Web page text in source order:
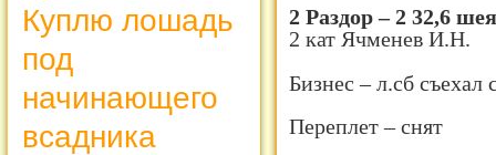
Куплю лошадь
под
начинающего
всадника
2 Раздор – 2 32,6
2 кат Ячменев И.Н.
Бизнес – л.сб
Переплет – снят